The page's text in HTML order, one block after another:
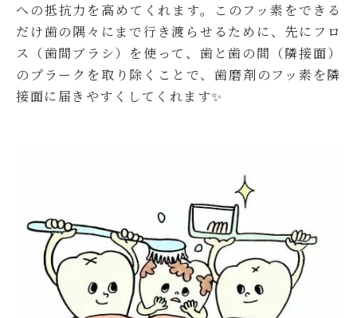
への抵抗力を高めてくれます。このフッ素をできる
だけ歯の隅々にまで行き渡らせるために、先にフロ
ス（歯間ブラシ）を使って、歯と歯の間（隣接面）
のプラークを取り除くことで、歯磨剤のフッ素を隣
接面に届きやすくしてくれます✨